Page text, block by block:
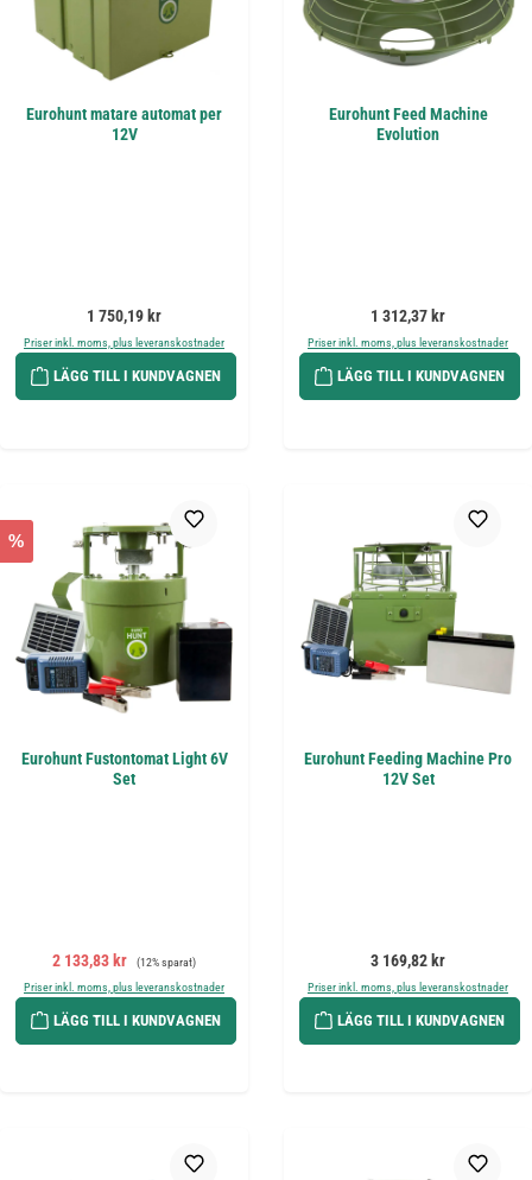
Eurohunt matare automat per
12V
Ordinarie pris:
1 750,19 kr
Priser inkl. moms, plus leveranskostnader
LÄGG TILL I KUNDVAGNEN
Eurohunt Feed Machine
Evolution
Ordinarie pris:
1 312,37 kr
Priser inkl. moms, plus leveranskostnader
LÄGG TILL I KUNDVAGNEN
%
Eurohunt Fustontomat Light 6V
Set
Försäljningspris:
2 133,83 kr Ordinarie pris:
(12% sparat)
Priser inkl. moms, plus leveranskostnader
LÄGG TILL I KUNDVAGNEN
Eurohunt Feeding Machine Pro
12V Set
Ordinarie pris:
3 169,82 kr
Priser inkl. moms, plus leveranskostnader
LÄGG TILL I KUNDVAGNEN